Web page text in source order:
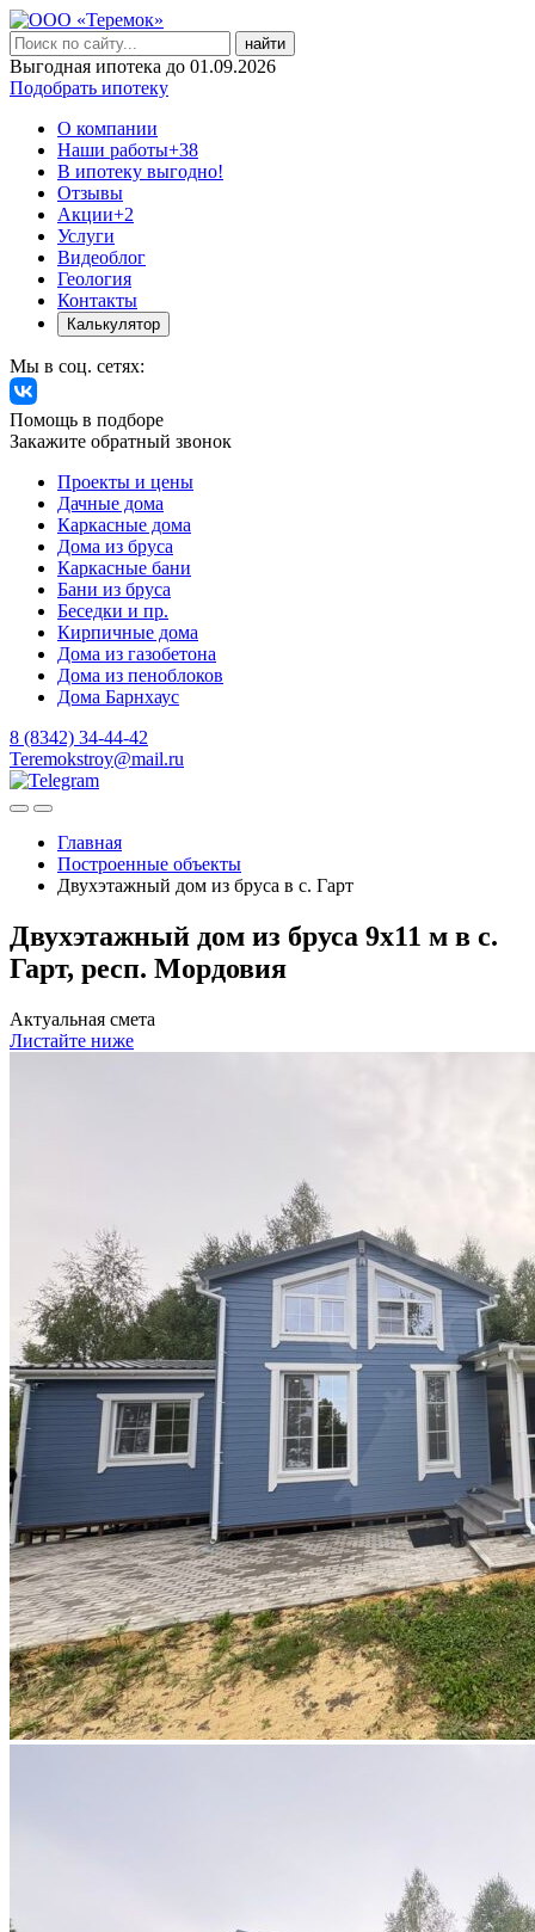
найти
Выгодная ипотека до 01.09.2026
Подобрать ипотеку
О компании
Наши работы+38
В ипотеку выгодно!
Отзывы
Акции+2
Услуги
Видеоблог
Геология
Контакты
Калькулятор
Мы в соц. сетях:
Помощь в подборе
Закажите обратный звонок
Проекты и цены
Дачные дома
Каркасные дома
Дома из бруса
Каркасные бани
Бани из бруса
Беседки и пр.
Кирпичные дома
Дома из газобетона
Дома из пеноблоков
Дома Барнхаус
8 (8342) 34-44-42
Teremokstroy@mail.ru
Главная
Построенные объекты
Двухэтажный дом из бруса в с. Гарт
Двухэтажный дом из бруса 9х11 м в с.
Гарт, респ. Мордовия
Актуальная смета
Листайте ниже